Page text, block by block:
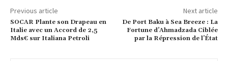
Previous article
SOCAR Plante son Drapeau en
Italie avec un Accord de 2,5
Mds€ sur Italiana Petroli
Next article
De Port Baku à Sea Breeze : La
Fortune d’Ahmadzada Ciblée
par la Répression de l’État